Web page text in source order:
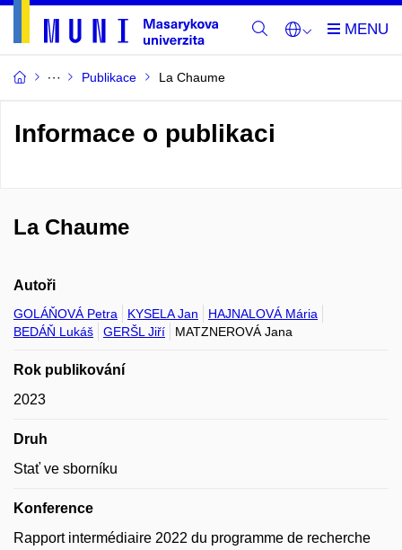
Publikace La Chaume
Informace o publikaci
La Chaume
Autoři
GOLÁŇOVÁ Petra KYSELA Jan
HAJNALOVÁ Mária
BEDÁŇ Lukáš
GERŠL Jiří MATZNEROVÁ Jana
Rok publikování
2023
Druh
Stať ve sborníku
Konference
Rapport intermédiaire 2022 du programme de recherche